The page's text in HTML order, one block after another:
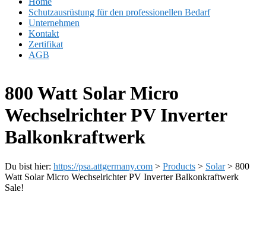
Schutzausrüstung für den professionellen Bedarf
Unternehmen
Kontakt
Zertifikat
AGB
800 Watt Solar Micro
Wechselrichter PV Inverter
Balkonkraftwerk
Du bist hier: https://psa.attgermany.com > Products > Solar> 800
Watt Solar Micro Wechselrichter PV Inverter Balkonkraftwerk
Sale!